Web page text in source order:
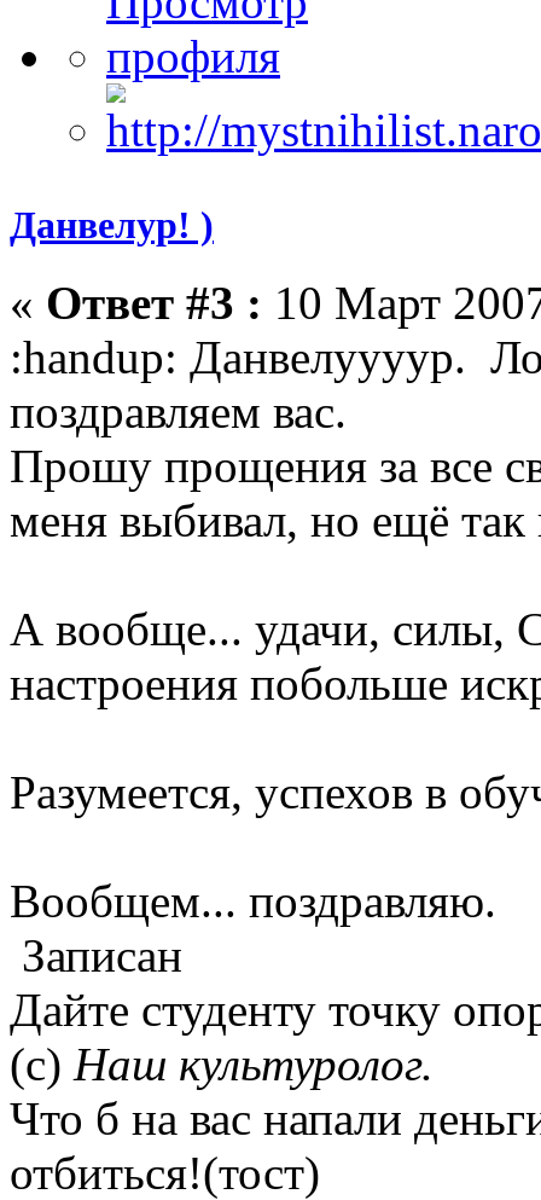
Данвелур! )
« Ответ #3 : 10 Март
:handup: Данвелуууур.
поздравляем вас.
Прошу прощения за все
меня выбивал, но ещё
А вообще... удачи, силы,
настроения побольше
Разумеется, успехов в
Вообщем...
Записан
Дайте студенту точку
(с) Наш культуролог.
Что б на вас напали
отбиться!(тост)